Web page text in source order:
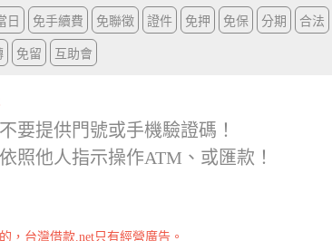
日 免手續費 免聯徵 證件 免押 免保 分期 合法
免留 互助會
要提供門號或手機驗證碼！
照他人指示操作ATM、或匯款！
，台灣借款.net只有經營廣告。